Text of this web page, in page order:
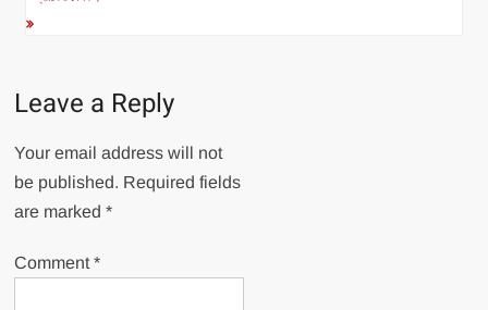
Leave a Reply
Your email address will not
be published. Required fields
are marked*
Comment*